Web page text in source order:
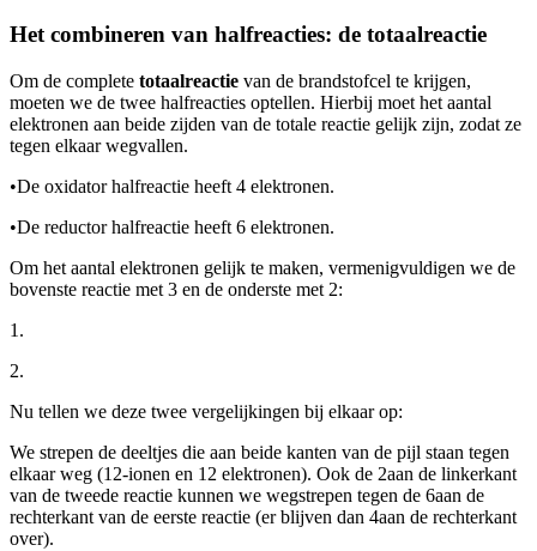
Het combineren van halfreacties: de totaalreactie
Om de complete totaalreactie van de brandstofcel te krijgen,
moeten we de twee halfreacties optellen. Hierbij moet het aantal
elektronen aan beide zijden van de totale reactie gelijk zijn, zodat ze
tegen elkaar wegvallen.
•De oxidator halfreactie heeft 4 elektronen.
•De reductor halfreactie heeft 6 elektronen.
Om het aantal elektronen gelijk te maken, vermenigvuldigen we de
bovenste reactie met 3 en de onderste met 2:
1.
2.
Nu tellen we deze twee vergelijkingen bij elkaar op:
We strepen de deeltjes die aan beide kanten van de pijl staan tegen
elkaar weg (12-ionen en 12 elektronen). Ook de 2aan de linkerkant
van de tweede reactie kunnen we wegstrepen tegen de 6aan de
rechterkant van de eerste reactie (er blijven dan 4aan de rechterkant
over).